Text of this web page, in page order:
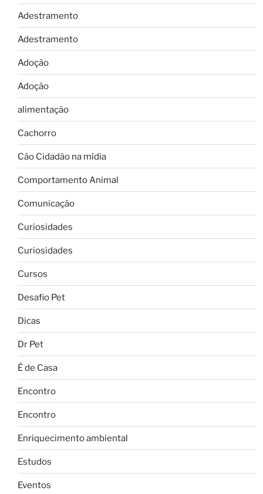
Adestramento
Adestramento
Adoção
Adoção
alimentação
Cachorro
Cão Cidadão na mídia
Comportamento Animal
Comunicação
Curiosidades
Curiosidades
Cursos
Desafio Pet
Dicas
Dr Pet
É de Casa
Encontro
Encontro
Enriquecimento ambiental
Estudos
Eventos